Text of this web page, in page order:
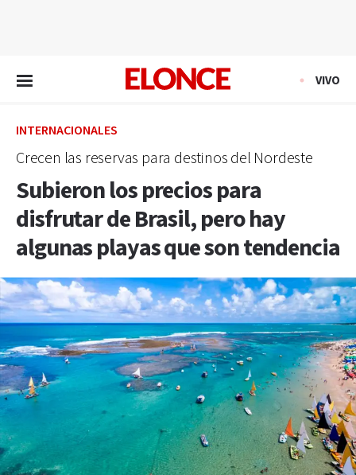
VIVO
INTERNACIONALES
Crecen las reservas para destinos del Nordeste
Subieron los precios para
disfrutar de Brasil, pero hay
algunas playas que son tendencia